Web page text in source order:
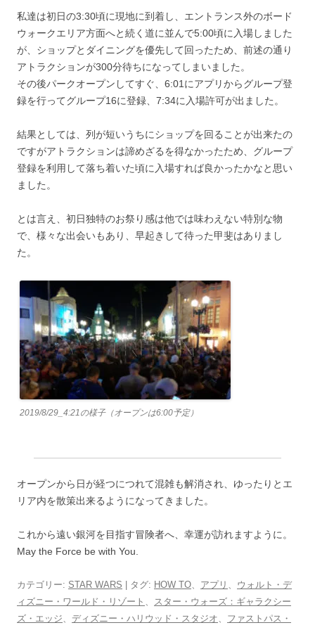
私達は初日の3:30頃に現地に到着し、エントランス外のボード
ウォークエリア方面へと続く道に並んで5:00頃に入場しました
が、ショップとダイニングを優先して回ったため、前述の通り
アトラクションが300分待ちになってしまいました。
その後パークオープンしてすぐ、6:01にアプリからグループ登
録を行ってグループ16に登録、7:34に入場許可が出ました。
結果としては、列が短いうちにショップを回ることが出来たの
ですがアトラクションは諦めざるを得なかったため、グループ
登録を利用して落ち着いた頃に入場すれば良かったかなと思い
ました。
とは言え、初日独特のお祭り感は他では味わえない特別な物
で、様々な出会いもあり、早起きして待った甲斐はありまし
た。
2019/8/29_4:21の様子（オープンは6:00予定）
オープンから日が経つにつれて混雑も解消され、ゆったりとエ
リア内を散策出来るようになってきました。
これから遠い銀河を目指す冒険者へ、幸運が訪れますように。
May the Force be with You.
カテゴリー: STAR WARS | タグ: HOW TO、 アプリ 、 ウォルト・デ
ィズニー・ワールド・リゾート 、 スター・ウォーズ：ギャラクシー
ズ・エッジ、 ディズニー・ハリウッド・スタジオ、 ファストパス・